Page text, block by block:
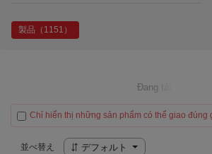
製品（1151）
Đang tải...
Chỉ hiển thị những sản phẩm có thể giao đúng
並べ替え デフォルト